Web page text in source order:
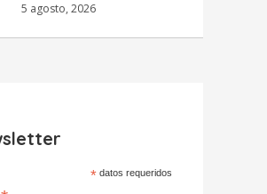
5 agosto, 2026
* datos requeridos